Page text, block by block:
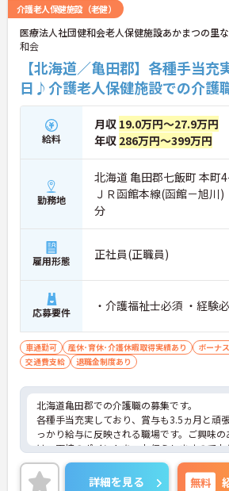
介護老人保健施設（老健）
医療法人社団健和会老人保健施設あかまつの里
和会
【北海道／亀田郡】各種手当
日♪介護老人保健施設での介護
給料
月収 19.0万円～27.9万円
年収 286万円～399万円
勤務地
北海道 亀田郡七飯町 本町
ＪＲ函館本線(函館－旭川
分
雇用形態 正社員(正職員)
応募要件 ・介護福祉士必須 ・経験
車通勤可 産休･育休･介護休暇取得実績あり ボーナ
交通費支給
退職金制度あり
北海道亀田郡での介護職の募集です。
各種手当充実しており、賞与も3.5ヵ月と頑
っかり給与に反映される職場です。ご興味の
は、面接のポイントを、お伝えしますので
お問い合わせください。
詳細を見る 無料